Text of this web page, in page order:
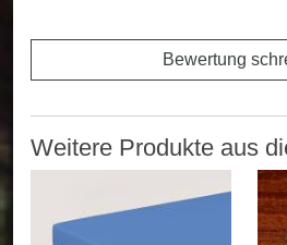
Bewertung
Weitere Produkte aus